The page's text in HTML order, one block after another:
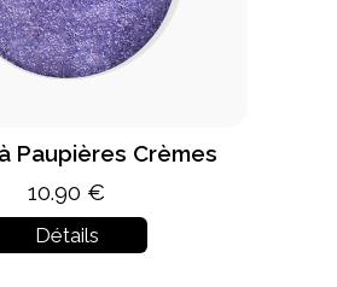
Paupières Crèmes
10.90 €
Détails